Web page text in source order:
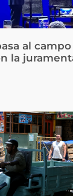
al
la